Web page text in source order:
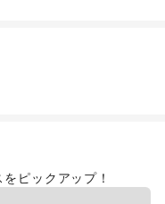
ピックアップ！